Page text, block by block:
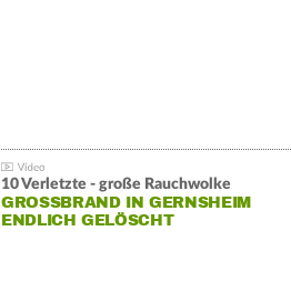
10 Verletzte - große Rauchwolke
GROSSBRAND IN GERNSHEIM E
NDLICH GELÖSCHT